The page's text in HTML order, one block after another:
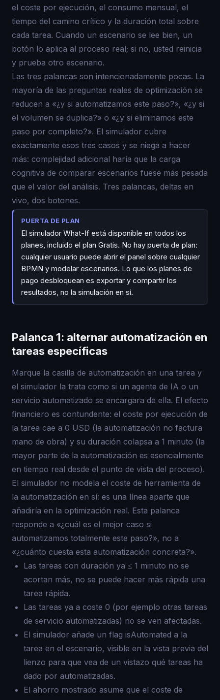
el coste por ejecución, el consumo mensual, el
tiempo del camino crítico y la duración total sobre
cada tarea. Cuando un escenario se lee bien, un
botón lo aplica al proceso real; si no, usted reinicia
y prueba otro escenario.
Las tres palancas son intencionadamente pocas. La
mayoría de las preguntas reales de optimización se
reducen a «¿y si automatizamos este paso?», «¿y si
el volumen se duplica?» o «¿y si eliminamos este
paso por completo?». El simulador cubre
exactamente esos tres casos y se niega a hacer
más: complejidad adicional haría que la carga
cognitiva de comparar escenarios fuese más pesada
que el valor del análisis. Tres palancas, deltas en
vivo, dos botones.
PUERTA DE PLAN
El simulador What-If está disponible en todos los
planes, incluido el plan Gratis. No hay puerta de plan:
cualquier usuario puede abrir el panel sobre cualquier
BPMN y modelar escenarios. Lo que los planes de
pago desbloquean es exportar y compartir los
resultados, no la simulación en sí.
Palanca 1: alternar automatización en
tareas específicas
Marque la casilla de automatización en una tarea y
el simulador la trata como si un agente de IA o un
servicio automatizado se encargara de ella. El efecto
financiero es contundente: el coste por ejecución de
la tarea cae a 0 USD (la automatización no factura
mano de obra) y su duración colapsa a 1 minuto (la
mayor parte de la automatización es esencialmente
en tiempo real desde el punto de vista del proceso).
El simulador no modela el coste de herramienta de
la automatización en sí: es una línea aparte que
añadiría en la optimización real. Esta palanca
responde a «¿cuál es el mejor caso si
automatizamos totalmente este paso?», no a
«¿cuánto cuesta esta automatización concreta?».
Las tareas con duración ya ≤ 1 minuto no se
acortan más, no se puede hacer más rápida una
tarea rápida.
Las tareas ya a coste 0 (por ejemplo otras tareas
de servicio automatizadas) no se ven afectadas.
El simulador añade un flag isAutomated a la
tarea en el escenario, visible en la vista previa del
lienzo para que vea de un vistazo qué tareas ha
dado por automatizadas.
El ahorro mostrado asume que el coste de